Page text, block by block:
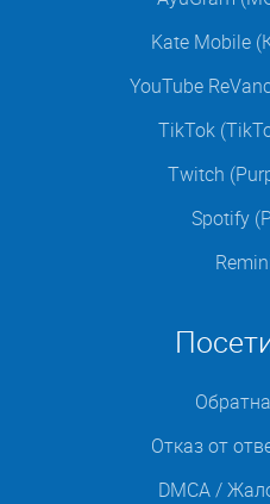
Kate Mobile
YouTube
TikTok
Twitch
Spotify
Отказ от
DMCA /